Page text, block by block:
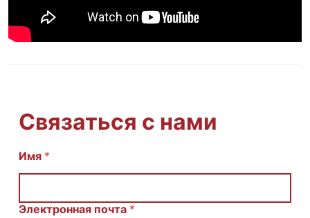
Связаться с нами
Имя *
Электронная почта *
И
о